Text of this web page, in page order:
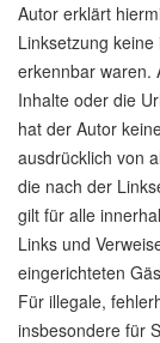
Autor erklärt
Linksetzung
erkennbar waren.
Inhalte oder die
hat der Autor
ausdrücklich von
die nach der
gilt für alle
Links und
eingerichteten
Für illegale,
insbesondere für